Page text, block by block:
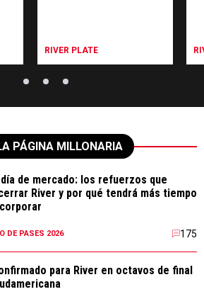
RIVER PLATE
PÁGINA MILLONARIA
de mercado: los refuerzos que
River y por qué tendrá más tiempo
DE PASES 2026 175
para River en octavos de final